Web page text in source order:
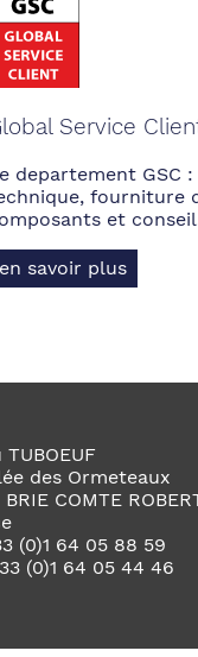
Service
departement GSC
fourniture
et
en savoir plus
TUBOEUF
des Ormeteaux
BRIE COMTE
(0)1 64 05 88 59
(0)1 64 05 44 46